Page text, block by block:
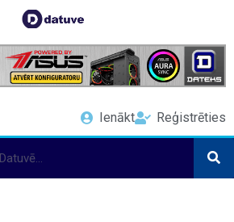
Ienākt Reģistrēties